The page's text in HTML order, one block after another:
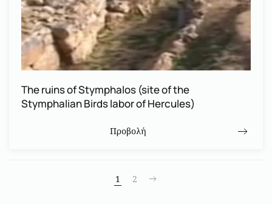
The ruins of Stymphalos (site of the
Stymphalian Birds labor of Hercules)
Προβολή
1 2